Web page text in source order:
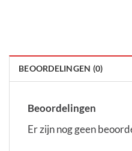
BEOORDELINGEN (0)
Beoordelingen
Er zijn nog geen